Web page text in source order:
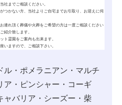
社までご相談ください。
つかない方、当社よりご自宅までお引取り、お迎えに伺
連れ頂く葬儀や火葬をご希望の方は一度ご相談ください
紹介致します。
ト霊園をご案内も出来ます。
いますので、ご相談下さい。
ル・ポメラニアン・マルチ
ア・ピンシャー・コーギ
ャバリア・シーズー・柴